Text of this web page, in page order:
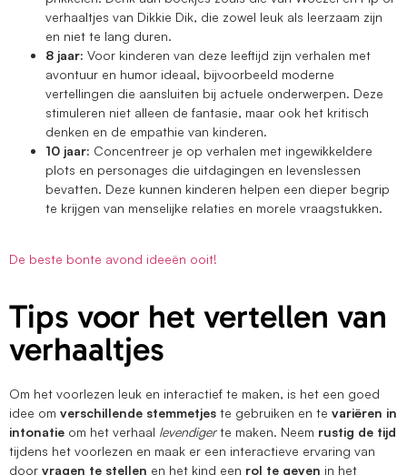
verhaaltjes van Dikkie Dik, die zowel leuk als leerzaam zijn
en niet te lang duren.
8 jaar: Voor kinderen van deze leeftijd zijn verhalen met
avontuur en humor ideaal, bijvoorbeeld moderne
vertellingen die aansluiten bij actuele onderwerpen. Deze
stimuleren niet alleen de fantasie, maar ook het kritisch
denken en de empathie van kinderen.
10 jaar: Concentreer je op verhalen met ingewikkeldere
plots en personages die uitdagingen en levenslessen
bevatten. Deze kunnen kinderen helpen een dieper begrip
te krijgen van menselijke relaties en morele vraagstukken.
De beste bonte avond ideeën ooit!
Tips voor het vertellen van
verhaaltjes
Om het voorlezen leuk en interactief te maken, is het een goed
idee om verschillende stemmetjes te gebruiken en te variëren in
intonatie om het verhaal levendigerte maken. Neem rustig de tijd
tijdens het voorlezen en maak er een interactieve ervaring van
door vragen te stellen en het kind een rol te geven in het